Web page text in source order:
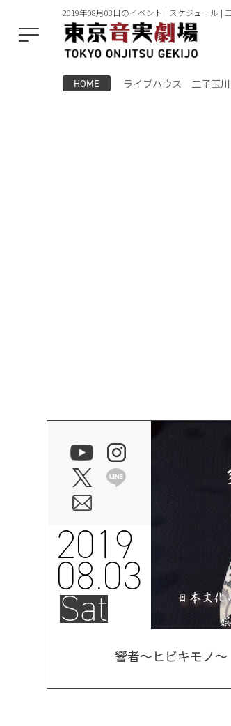
2019年08月03日のイベント | スケジュール |
HOME ライブハウス 二子玉
2019
08.03
Sat
響者～ヒビキモノ